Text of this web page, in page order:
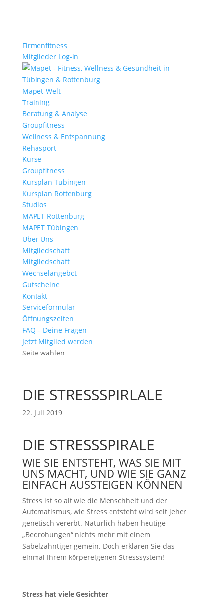
Firmenfitness
Mitglieder Log-in
Mapet-Welt
Training
Beratung & Analyse
Groupfitness
Wellness & Entspannung
Rehasport
Kurse
Groupfitness
Kursplan Tübingen
Kursplan Rottenburg
Studios
MAPET Rottenburg
MAPET Tübingen
Über Uns
Mitgliedschaft
Mitgliedschaft
Wechselangebot
Gutscheine
Kontakt
Serviceformular
Öffnungszeiten
FAQ – Deine Fragen
Jetzt Mitglied werden
Seite wählen
DIE STRESSSPIRLALE
22. Juli 2019
DIE STRESSSPIRALE
WIE SIE ENTSTEHT, WAS SIE MIT
UNS MACHT, UND WIE SIE GANZ
EINFACH AUSSTEIGEN KÖNNEN
Stress ist so alt wie die Menschheit und der
Automatismus, wie Stress entsteht wird seit jeher
genetisch vererbt. Natürlich haben heutige
„Bedrohungen“ nichts mehr mit einem
Säbelzahntiger gemein. Doch erklären Sie das
einmal Ihrem körpereigenen Stresssystem!
Stress hat viele Gesichter